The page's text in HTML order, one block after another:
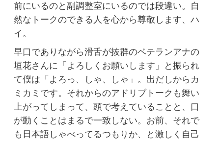
前にいるのと副調整室にいるのでは段違い。自
然なトークのできる人を心から尊敬します、ハ
イ。
早口でありながら滑舌が抜群のベテランアナの
垣花さんに「よろしくお願いします」と振られ
て僕は「よろっ、しゃ、しゃ」。出だしからカ
ミカミです。それからのアドリブトークも舞い
上がってしまって、頭で考えていることと、口
が動くことはまるで一致しない。お前、それで
も日本語しゃべってるつもりか、と激しく自己